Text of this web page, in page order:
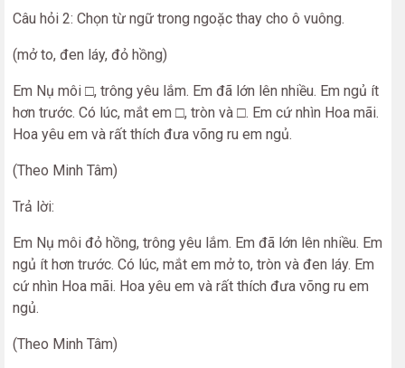
Câu hỏi 2: Chọn từ ngữ trong ngoặc thay cho ô vuông.
(mở to, đen láy, đỏ hồng)
Em Nụ môi □, trông yêu lắm. Em đã lớn lên nhiều. Em ngủ ít
hơn trước. Có lúc, mắt em □, tròn và □. Em cứ nhìn Hoa mãi.
Hoa yêu em và rất thích đưa võng ru em ngủ.
(Theo Minh Tâm)
Trả lời:
Em Nụ môi đỏ hồng, trông yêu lắm. Em đã lớn lên nhiều. Em
ngủ ít hơn trước. Có lúc, mắt em mở to, tròn và đen láy. Em
cứ nhìn Hoa mãi. Hoa yêu em và rất thích đưa võng ru em
ngủ.
(Theo Minh Tâm)